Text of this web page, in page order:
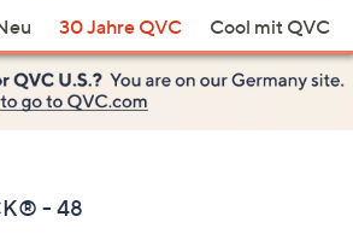
30 Jahre QVC Cool mit QVC
- 48